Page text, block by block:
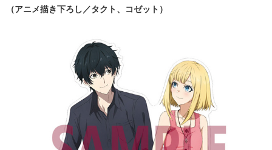
（アニメ描き下ろし／タクト、コゼット）